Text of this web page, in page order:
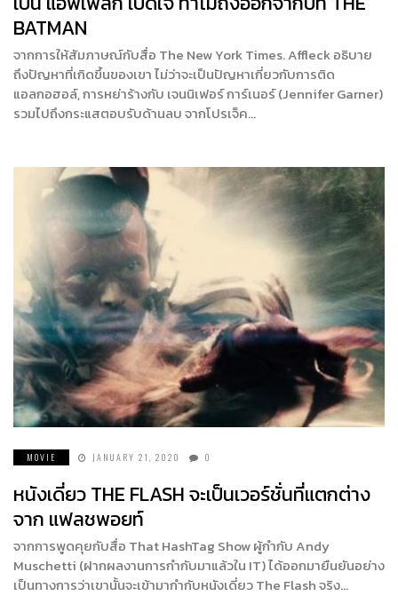
BATMAN
จากการให้สัมภาษณ์กับสื่อ The New York Times. Affleck อธิบาย
ถึงปัญหาที่เกิดขึ้นของเขา ไม่ว่าจะเป็นปัญหาเกี่ยวกับการติด
แอลกอฮอล์, การหย่าร้างกับ เจนนิเฟอร์ การ์เนอร์ (Jennifer Garner)
รวมไปถึงกระแสตอบรับด้านลบ จากโปรเจ็ค…
MOVIE JANUARY 21, 2020 0
หนังเดี่ยว THE FLASH จะเป็นเวอร์ชั่นที่แตกต่าง
จาก แฟลชพอยท์
จากการพูดคุยกับสื่อ That HashTag Show ผู้กำกับ Andy
Muschetti (ฝากผลงานการกำกับมาแล้วใน IT) ได้ออกมายืนยันอย่าง
เป็นทางการว่าเขานั้นจะเข้ามากำกับหนังเดี่ยว The Flash จริง…